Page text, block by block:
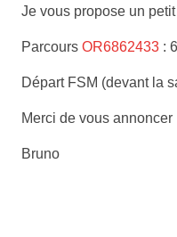
Je vous propose un
Parcours OR6862433 :
Départ FSM (devant la
Merci de vous annoncer
Bruno